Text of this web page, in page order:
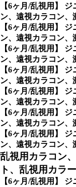
【6ヶ月/乱視用】
ン、遠視カラコン
【6ヶ月/乱視用】
ン、遠視カラコン
【6ヶ月/乱視用】
ン、遠視カラコン
【6ヶ月/乱視用】
ン、遠視カラコン
【6ヶ月/乱視用】
ン、遠視カラコン
【6ヶ月/乱視用】
ン、遠視カラコン、
【6ヶ月/乱視用】
ン、遠視カラコン、
乱視用カラコン
ト、乱視用カラ
【6ヶ月/乱視用】